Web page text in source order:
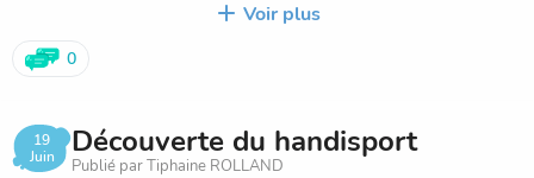
Manohe (8 carnets)
Emy (10 carnets)
Léna (6 carnets)
Voir plus
0
19
Juin
Découverte du handisport
Publié par Tiphaine ROLLAND